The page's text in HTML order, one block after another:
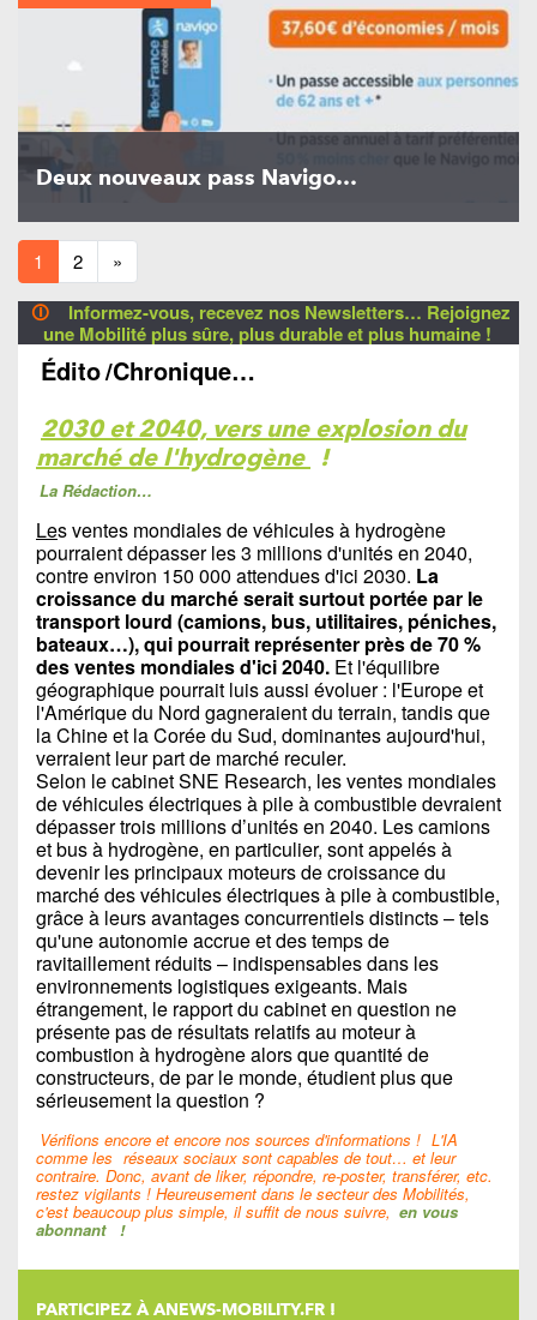
Deux nouveaux pass Navigo…
1 2 »
🛈
Informez-vous, recevez nos Newsletters… Rejoignez
une Mobilité plus sûre, plus durable et plus humaine !
Édito/Chronique…
2030 et 2040, vers une explosion du
marché de l'hydrogène !
La Rédaction…
Les ventes mondiales de véhicules à hydrogène
pourraient dépasser les 3 millions d'unités en 2040,
contre environ 150 000 attendues d'ici 2030. La
croissance du marché serait surtout portée par le
transport lourd (camions, bus, utilitaires, péniches,
bateaux…), qui pourrait représenter près de 70 %
des ventes mondiales d'ici 2040. Et l'équilibre
géographique pourrait luis aussi évoluer : l'Europe et
l'Amérique du Nord gagneraient du terrain, tandis que
la Chine et la Corée du Sud, dominantes aujourd'hui,
verraient leur part de marché reculer.
Selon le cabinet SNE Research, les ventes mondiales
de véhicules électriques à pile à combustible devraient
dépasser trois millions d’unités en 2040. Les camions
et bus à hydrogène, en particulier, sont appelés à
devenir les principaux moteurs de croissance du
marché des véhicules électriques à pile à combustible,
grâce à leurs avantages concurrentiels distincts – tels
qu'une autonomie accrue et des temps de
ravitaillement réduits – indispensables dans les
environnements logistiques exigeants. Mais
étrangement, le rapport du cabinet en question ne
présente pas de résultats relatifs au moteur à
combustion à hydrogène alors que quantité de
constructeurs, de par le monde, étudient plus que
sérieusement la question ?
Vérifions encore et encore nos sources d'informations ! L'IA
comme les réseaux sociaux sont capables de tout… et leur
contraire. Donc, avant de liker, répondre, re-poster, transférer, etc.
restez vigilants ! Heureusement dans le secteur des Mobilités,
c'est beaucoup plus simple, il suffit de nous suivre, en vous
abonnant !
PARTICIPEZ À ANEWS-MOBILITY.FR !